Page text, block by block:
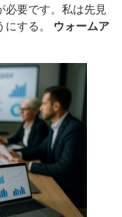
必要です。私は先見
する。
ウォームア